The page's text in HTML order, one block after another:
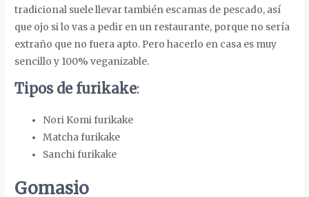
tradicional suele llevar también escamas de pescado, así
que ojo si lo vas a pedir en un restaurante, porque no sería
extraño que no fuera apto. Pero hacerlo en casa es muy
sencillo y 100% veganizable.
Tipos de furikake:
Nori Komi furikake
Matcha furikake
Sanchi furikake
Gomasio